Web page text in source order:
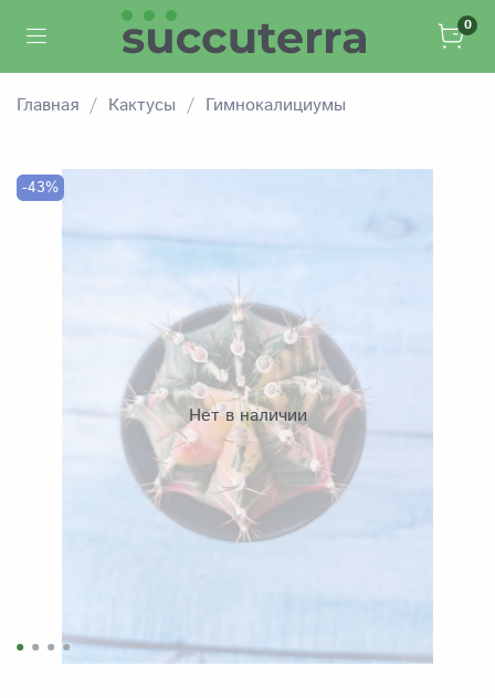
0
Главная Кактусы Гимнокалициумы
Нет в наличии
-43%